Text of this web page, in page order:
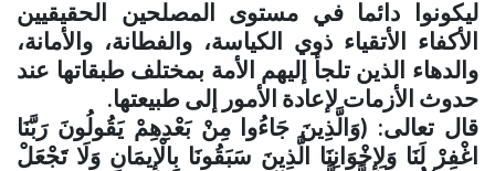
ليكونوا دائما في مستوى المصلحين الحقيقيين
الأكفاء الأتقياء ذوي الكياسة، والفطانة، والأمانة،
والدهاء الذين تلجأ إليهم الأمة بمختلف طبقاتها عند
حدوث الأزمات لإعادة الأمور إلى طبيعتها.
قال تعالى: (وَالَّذِينَ جَاءُوا مِنْ بَعْدِهِمْ يَقُولُونَ رَبَّنَا
اغْفِرْ لَنَا وَلِإِخْوَانِنَا الَّذِينَ سَبَقُونَا بِالْإِيمَانِ وَلَا تَجْعَلْ